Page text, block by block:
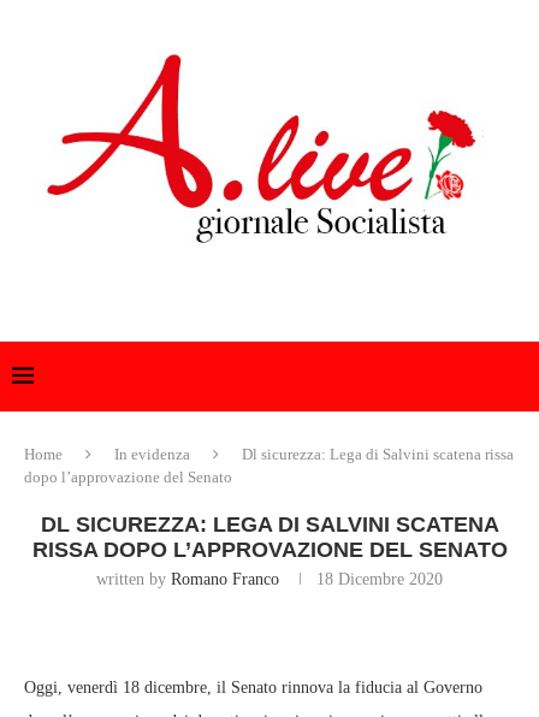
Home In evidenza
Dl sicurezza: Lega di Salvini scatena rissa
dopo l’approvazione del Senato
DL SICUREZZA: LEGA DI SALVINI SCATENA
RISSA DOPO L’APPROVAZIONE DEL SENATO
written by Romano Franco 18 Dicembre 2020
Oggi, venerdì 18 dicembre, il Senato rinnova la fiducia al Governo